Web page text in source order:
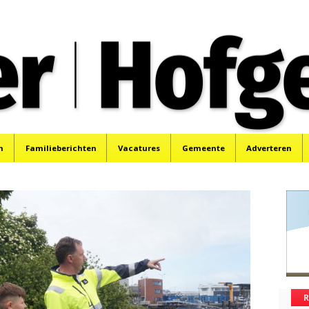
Familieberichten Vacatures Gemeente Adverteren